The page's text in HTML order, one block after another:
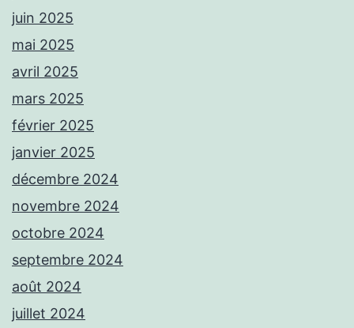
juin 2025
mai 2025
avril 2025
mars 2025
février 2025
janvier 2025
décembre 2024
novembre 2024
octobre 2024
septembre 2024
août 2024
juillet 2024